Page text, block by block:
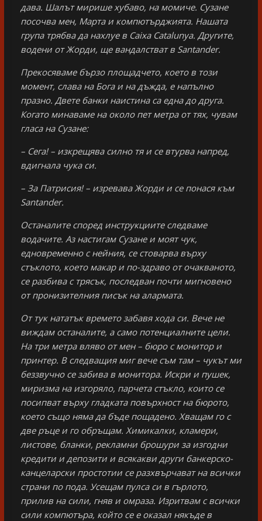
дава. Шалът мирише хубаво, на момиче. Сузане
посочва мен, Марта и компютърджията. Нашата
група трябва да нахлуе в Caixa Catalunya. Другите,
водени от Жорди, ще вандалстват в Santander.
Прекосяваме бързо площадчето, което в този
момент, слава на Бога и на дъжда, е напълно
празно. Двете банки наистина са една до друга.
Когато минаваме на около пет метра от тях, чувам
гласа на Сузане:
– Сега! – изкрещява силно тя и се втурва напред,
вдигнала чука си.
– За Патрисия! – изревава Жорди и се понася към
Santander.
Останалите според инструкциите следваме
водачите. Аз настигам Сузане и моят чук,
едновременно с нейния, се стоварва върху
стъклото, което макар и по-здраво от очакваното,
се разбива с трясък, последван почти мигновено
от пронизителния писък на алармата.
От тук нататък времето забавя хода си. Вече не
виждам останалите, а само потенциалните цели.
На три метра вляво от мен – бюро с монитор и
принтер. В следващия миг вече съм там – чукът ми
беззвучно се забива в монитора. Искри и пушек,
миризма на изгоряло, парчета стъкло, които се
посипват върху гладката повърхност на бюрото,
което също няма да бъде пощадено. Хващам го с
две ръце и го обръщам. Химикалки, кламери,
листове, бланки, рекламни брошури за изгодни
кредити и депозити и всякакви други банкерско-
канцеларски простотии се разхвърчават на всички
страни по пода. Усещам пулса си в гърлото,
прилив на сили, гняв и омраза. Изритвам с всички
сили компютъра, който се е оказал някъде в